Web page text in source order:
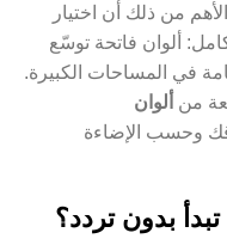
من ذلك أن اختيار
ألوان فاتحة توسّع
في المساحات الكبيرة.
من ألوان
وحسب الإضاءة